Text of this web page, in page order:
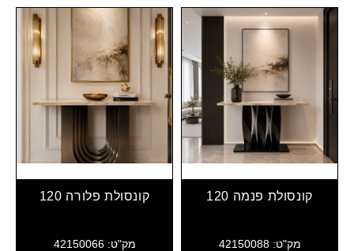
קונסולת פנמה 120
מק"ט: 42150088
קונסולת פלורה 120
מק"ט: 42150066